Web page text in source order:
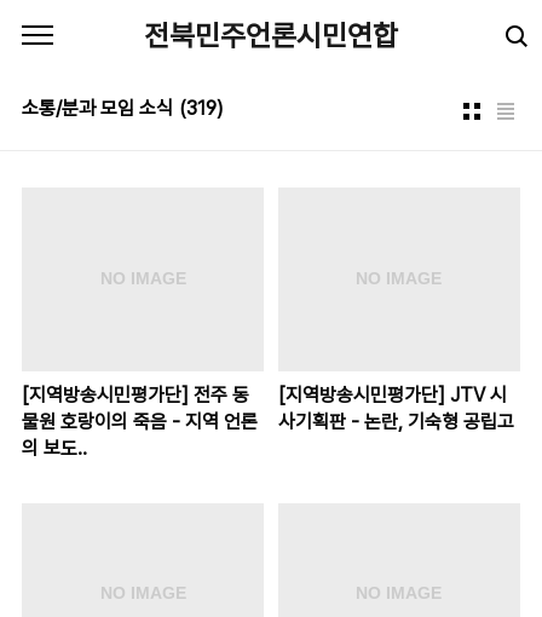
전북민주언론시민연합
소통/분과 모임 소식 (319)
[지역방송시민평가단] 전주 동
물원 호랑이의 죽음 - 지역 언론
의 보도..
[지역방송시민평가단] JTV 시
사기획판 - 논란, 기숙형 공립고